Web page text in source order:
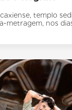
templo
metragem, nos